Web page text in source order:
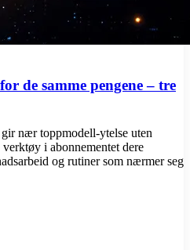
de samme pengene – tre
nær toppmodell-ytelse uten
i abonnementet dere
og rutiner som nærmer seg